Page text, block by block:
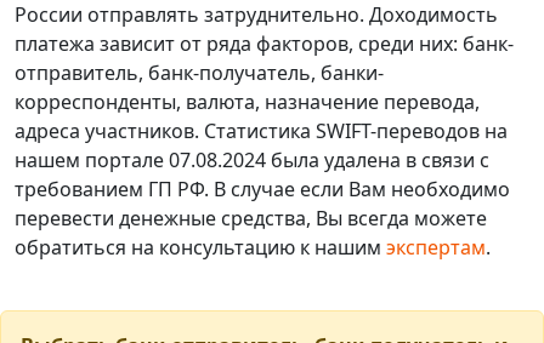
России отправлять затруднительно. Доходимость
платежа зависит от ряда факторов, среди них: банк-
отправитель, банк-получатель, банки-
корреспонденты, валюта, назначение перевода,
адреса участников. Статистика SWIFT-переводов на
нашем портале 07.08.2024 была удалена в связи с
требованием ГП РФ. В случае если Вам необходимо
перевести денежные средства, Вы всегда можете
обратиться на консультацию к нашим экспертам.